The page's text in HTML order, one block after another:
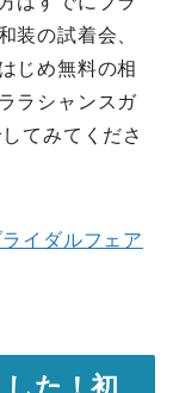
装の試着会、
じめ無料の相
ラシャンスガ
てみてくださ
イダルフェア